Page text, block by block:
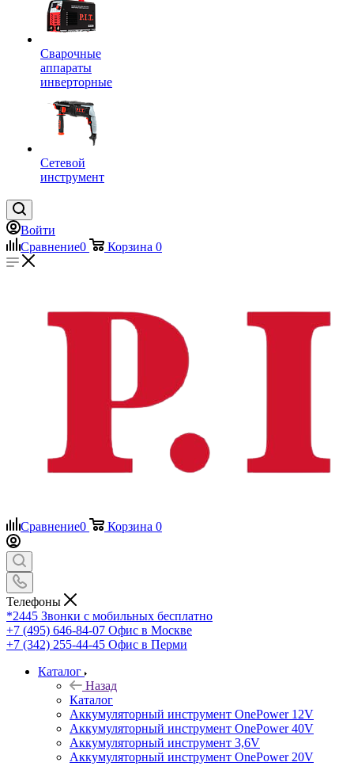
Сварочные
аппараты
инверторные
Сетевой
инструмент
Войти
Сравнение0 Корзина 0
Сравнение0 Корзина 0
Телефоны
*2445 Звонки с мобильных бесплатно
+7 (495) 646-84-07 Офис в Москве
+7 (342) 255-44-45 Офис в Перми
Каталог
Назад
Каталог
Аккумуляторный инструмент OnePower 12V
Аккумуляторный инструмент OnePower 40V
Аккумуляторный инструмент 3,6V
Аккумуляторный инструмент OnePower 20V